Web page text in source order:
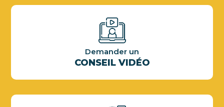
Demander un
CONSEIL VIDÉO